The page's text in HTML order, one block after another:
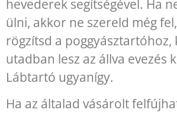
hevederek segítségével. Ha
ülni, akkor ne szereld még
rögzítsd a poggyásztartóhoz,
utadban lesz az állva evezés
Lábtartó ugyanígy.
Ha az általad vásárolt